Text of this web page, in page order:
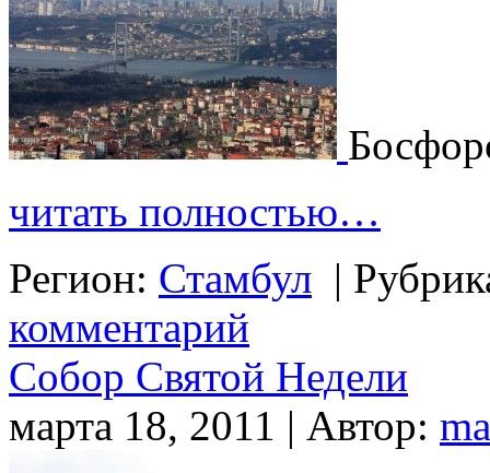
читать полностью…
Регион: Стамбул |
комментарий
Собор Святой Недели
марта 18, 2011 | Автор: